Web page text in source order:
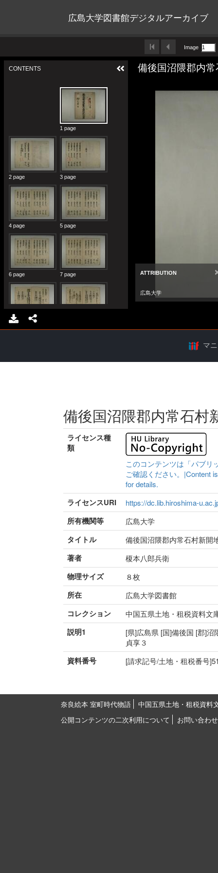
広島大学図書館デジタルアーカイブ
マ
備後国沼隈郡内常石村
ライセンス種
類
このコンテンツは「パブリ
ご確認ください。|Content
for details.
ライセンスURI https://dc.lib.hiroshima-
所有機関等 広島大学
タイトル 備後国沼隈郡内常石村新開
著者 榎本八郎兵衛
物理サイズ ８枚
所在 広島大学図書館
コレクション 中国五県土地・租税資料文
説明1
[県]広島県 [国]備後国 [郡]
貞享３
資料番号 [請求記号/土地・租税番号
奈良絵本 室町時代物語
中国五県土地・租税資料
公開コンテンツの二次利用について
お問い合わせ